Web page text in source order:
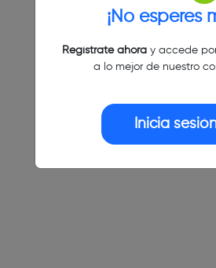
¡No esperes
Regístrate ahoray accede
a lo mejor de nuestro
Inicia